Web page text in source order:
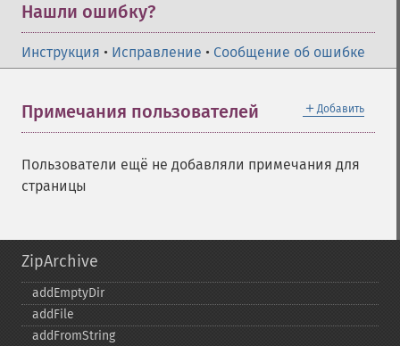
Нашли ошибку?
Инструкция • Исправление • Сообщение об ошибке
＋ Добавить
Примечания пользователей
Пользователи ещё не добавляли примечания для
страницы
ZipArchive
addEmptyDir
addFile
addFromString